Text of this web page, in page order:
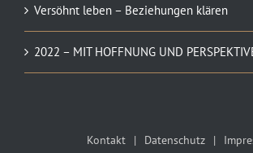
Versöhnt leben – Beziehungen klären
2022 – MIT HOFFNUNG UND
Kontakt Datenschutz